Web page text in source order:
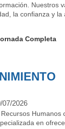
Nuestros
la confianza y
Completa
07/2026
Humanos
en